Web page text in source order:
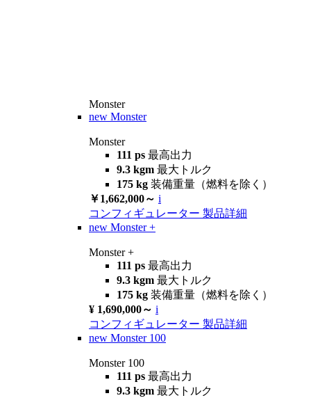
Monster
new Monster
Monster
111 ps 最高出力
9.3 kgm 最大トルク
175 kg 装備重量（燃料を除く）
￥1,662,000～ i
コンフィギュレーター 製品詳細
new Monster +
Monster +
111 ps 最高出力
9.3 kgm 最大トルク
175 kg 装備重量（燃料を除く）
¥ 1,690,000～ i
コンフィギュレーター 製品詳細
new Monster 100
Monster 100
111 ps 最高出力
9.3 kgm 最大トルク